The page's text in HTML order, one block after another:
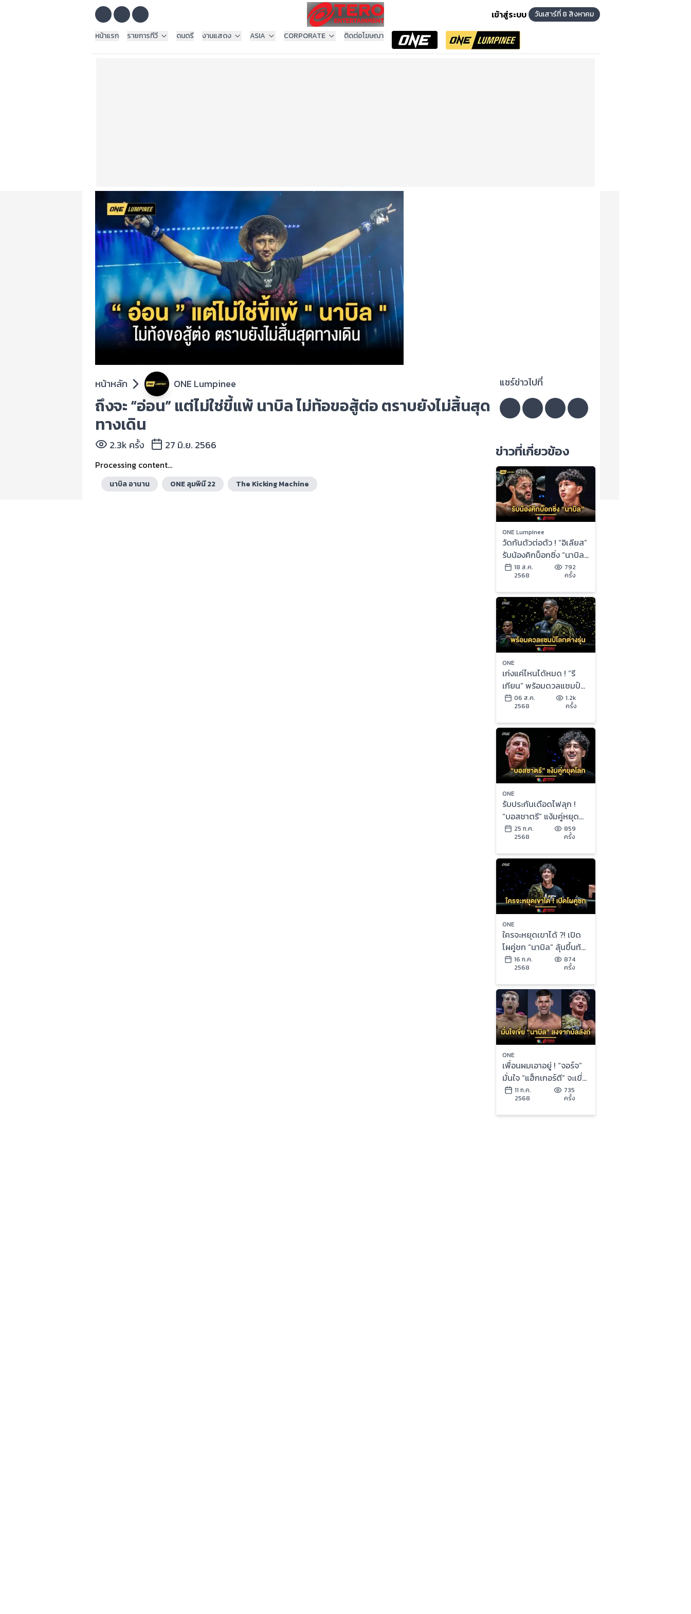
เข้าสู่ระบบ
วันเสาร์ที่ 8 สิงหาคม
หน้าแรก
รายการทีวี ดนตรี งานแสดง ASIA CORPORATE ติดต่อโฆษณา
หน้าหลัก ONE Lumpinee
ถึงจะ “อ่อน” แต่ไม่ใช่ขี้แพ้ นาบิล ไม่ท้อขอสู้ต่อ ตราบยังไม่สิ้นสุด
ทางเดิน
2.3k ครั้ง 27 มิ.ย. 2566
Processing content...
นาบิล อานาน ONE ลุมพินี 22 The Kicking Machine
แชร์ข่าวไปที่
ข่าวที่เกี่ยวข้อง
ONE Lumpinee
วัดกันตัวต่อตัว ! “อิเลียส”
รับน้องคิกบ็อกซิ่ง “นาบิล”
อัปดีกรีเดือดศึก ONE
ลุมพินี 126
18 ส.ค.
2568
792
ครั้ง
ONE
เก่งแค่ไหนได้หมด ! “รี
เกียน” พร้อมดวลแชมป์
โลกต่างรุ่น “ตะวันฉาย-
ซุปเปอร์บอน-นาบิล”
06 ส.ค.
2568
1.2k
ครั้ง
ONE
รับประกันเดือดไฟลุก !
“บอสชาตรี” แง้มคู่หยุด
โลก “แฮ็กเกอร์ตี vs นา
บิล”
25 ก.ค.
2568
859
ครั้ง
ONE
ใครจะหยุดเขาได้ ?! เปิด
โผคู่ชก “นาบิล” ลุ้นขึ้นท้า
ชิงบัลลังก์รุ่นแบนตัมเวต
16 ก.ค.
2568
874
ครั้ง
ONE
เพื่อนผมเอาอยู่ ! “จอร์จ”
มั่นใจ “แฮ็กเกอร์ตี” จะเขี่ย
“นาบิล” ลงจากบัลลังก์
11 ก.ค.
2568
735
ครั้ง